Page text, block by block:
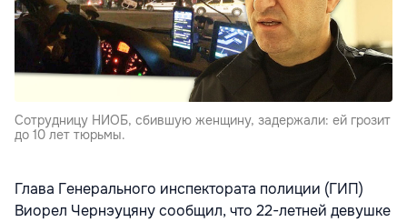
Сотрудницу НИОБ, сбившую женщину, задержали: ей грозит
до 10 лет тюрьмы.
Глава Генерального инспектората полиции (ГИП)
Виорел Чернэуцяну сообщил, что 22-летней девушке